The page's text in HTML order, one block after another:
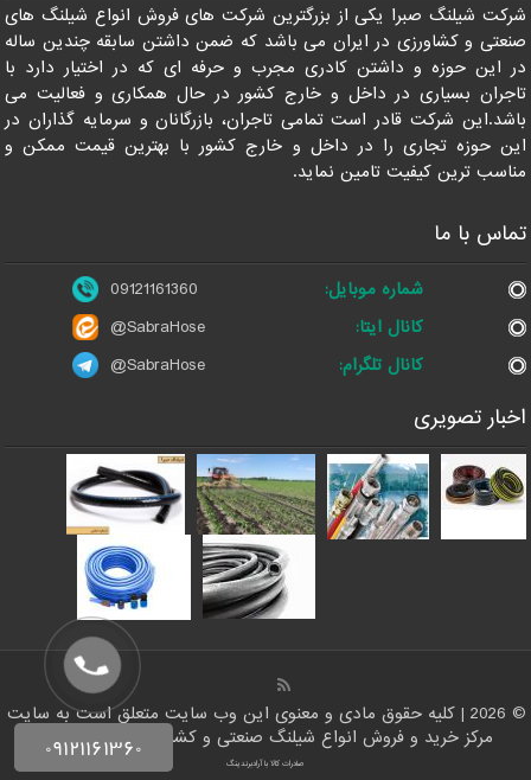
شرکت شیلنگ صبرا یکی از بزرگترین شرکت های فروش انواع شیلنگ های
صنعتی و کشاورزی در ایران می باشد که ضمن داشتن سابقه چندین ساله
در این حوزه و داشتن کادری مجرب و حرفه ای که در اختیار دارد با
تاجران بسیاری در داخل و خارج کشور در حال همکاری و فعالیت می
باشد.این شرکت قادر است تمامی تاجران، بازرگانان و سرمایه گذاران در
این حوزه تجاری را در داخل و خارج کشور با بهترین قیمت ممکن و
مناسب ترین کیفیت تامین نماید.
تماس با ما
شماره موبایل:
09121161360
کانال ایتا:
@SabraHose
کانال تلگرام:
@SabraHose
اخبار تصویری
© 2026 | کلیه حقوق مادی و معنوی این وب سایت متعلق است به سایت
مرکز خرید و فروش انواع شیلنگ صنعتی و کشاورزی | ایران شلنگ
صادرات کالا با آرادبرندینگ